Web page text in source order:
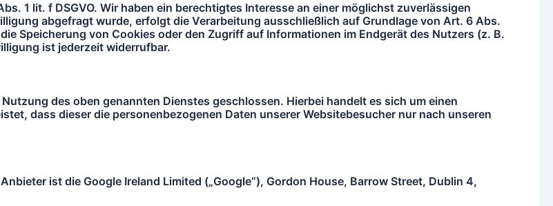
1 lit. f DSGVO. Wir haben ein berechtigtes Interesse an einer möglichst zuverlässigen
abgefragt wurde, erfolgt die Verarbeitung ausschließlich auf Grundlage von Art. 6 Abs.
Speicherung von Cookies oder den Zugriff auf Informationen im Endgerät des Nutzers (z. B.
ist jederzeit widerrufbar.
des oben genannten Dienstes geschlossen. Hierbei handelt es sich um einen
dass dieser die personenbezogenen Daten unserer Websitebesucher nur nach unseren
ist die Google Ireland Limited („Google“), Gordon House, Barrow Street, Dublin 4,